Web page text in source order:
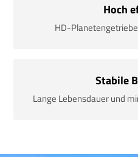
Hoch
HD-
Stabile
Lange Lebensdauer und